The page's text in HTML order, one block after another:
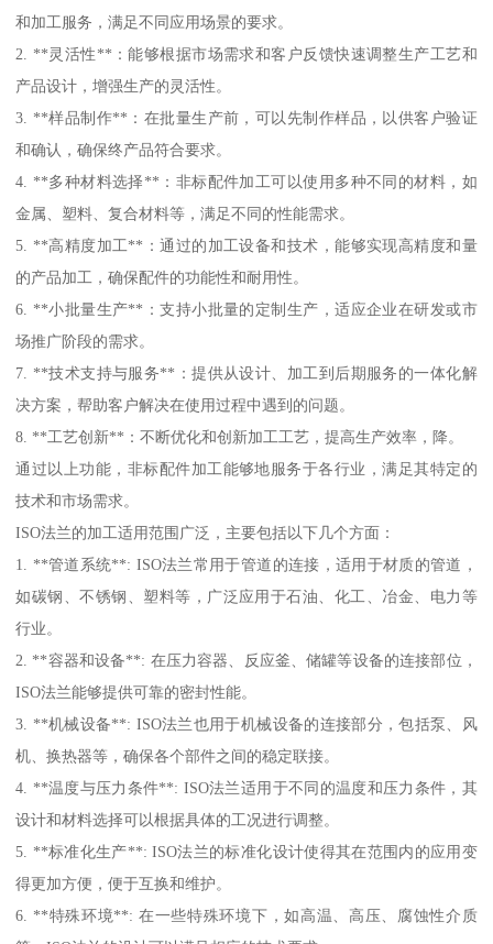
和加工服务，满足不同应用场景的要求。
2. **灵活性**：能够根据市场需求和客户反馈快速调整生产工艺和
产品设计，增强生产的灵活性。
3. **样品制作**：在批量生产前，可以先制作样品，以供客户验证
和确认，确保终产品符合要求。
4. **多种材料选择**：非标配件加工可以使用多种不同的材料，如
金属、塑料、复合材料等，满足不同的性能需求。
5. **高精度加工**：通过的加工设备和技术，能够实现高精度和量
的产品加工，确保配件的功能性和耐用性。
6. **小批量生产**：支持小批量的定制生产，适应企业在研发或市
场推广阶段的需求。
7. **技术支持与服务**：提供从设计、加工到后期服务的一体化解
决方案，帮助客户解决在使用过程中遇到的问题。
8. **工艺创新**：不断优化和创新加工工艺，提高生产效率，降。
通过以上功能，非标配件加工能够地服务于各行业，满足其特定的
技术和市场需求。
ISO法兰的加工适用范围广泛，主要包括以下几个方面：
1. **管道系统**: ISO法兰常用于管道的连接，适用于材质的管道，
如碳钢、不锈钢、塑料等，广泛应用于石油、化工、冶金、电力等
行业。
2. **容器和设备**: 在压力容器、反应釜、储罐等设备的连接部位，
ISO法兰能够提供可靠的密封性能。
3. **机械设备**: ISO法兰也用于机械设备的连接部分，包括泵、风
机、换热器等，确保各个部件之间的稳定联接。
4. **温度与压力条件**: ISO法兰适用于不同的温度和压力条件，其
设计和材料选择可以根据具体的工况进行调整。
5. **标准化生产**: ISO法兰的标准化设计使得其在范围内的应用变
得更加方便，便于互换和维护。
6. **特殊环境**: 在一些特殊环境下，如高温、高压、腐蚀性介质